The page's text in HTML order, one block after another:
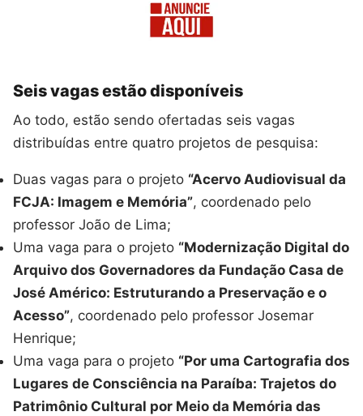
Seis vagas estão disponíveis
Ao todo, estão sendo ofertadas seis vagas
distribuídas entre quatro projetos de pesquisa:
Duas vagas para o projeto “Acervo Audiovisual da
FCJA: Imagem e Memória”, coordenado pelo
professor João de Lima;
Uma vaga para o projeto “Modernização Digital do
Arquivo dos Governadores da Fundação Casa de
José Américo: Estruturando a Preservação e o
Acesso”, coordenado pelo professor Josemar
Henrique;
Uma vaga para o projeto “Por uma Cartografia dos
Lugares de Consciência na Paraíba: Trajetos do
Patrimônio Cultural por Meio da Memória das